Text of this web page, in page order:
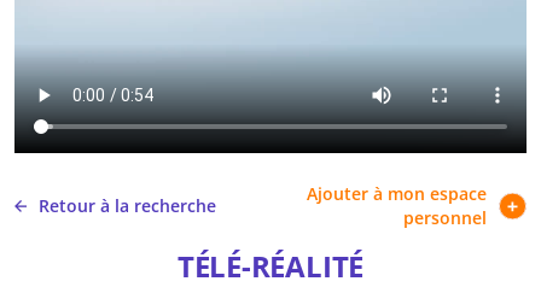
Retour à la recherche
Ajouter à mon espace
personnel
TÉLÉ-RÉALITÉ